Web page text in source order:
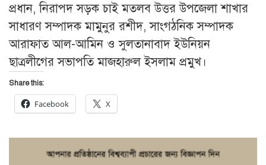
প্রধান, নিরাপদ সড়ক চাই মতলব উত্তর উপজেলা শাখার
সাধারণ সম্পাদক মামুনুর রশীদ, সাংগঠনিক সম্পাদক
আরাফাত আল-আমিন ও সুলতানাবাদ ইউনিয়ন
ছাত্রলীগের সভাপতি মাজহারুল ইসলাম প্রমুখ।
Share this:
Facebook X